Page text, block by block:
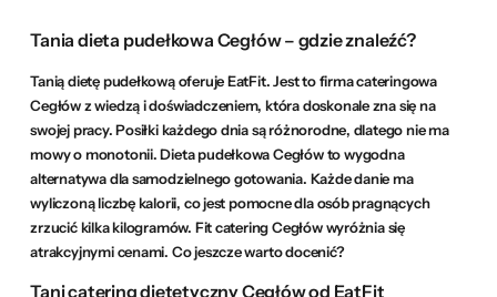
Tania dieta pudełkowa Cegłów – gdzie znaleźć?
Tanią dietę pudełkową oferuje EatFit. Jest to firma cateringowa
Cegłów z wiedzą i doświadczeniem, która doskonale zna się na
swojej pracy. Posiłki każdego dnia są różnorodne, dlatego nie ma
mowy o monotonii. Dieta pudełkowa Cegłów to wygodna
alternatywa dla samodzielnego gotowania. Każde danie ma
wyliczoną liczbę kalorii, co jest pomocne dla osób pragnących
zrzucić kilka kilogramów. Fit catering Cegłów wyróżnia się
atrakcyjnymi cenami. Co jeszcze warto docenić?
Tani catering dietetyczny Cegłów od EatFit